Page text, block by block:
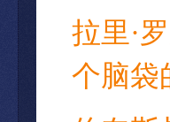
拉里·
个脑袋